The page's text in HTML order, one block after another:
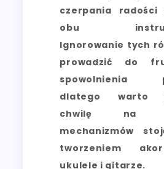
czerpania
obu
Ignorowanie tych
prowadzić do
spowolnienia
dlatego warto
chwilę na
mechanizmów
tworzeniem
ukulele i gitarze.